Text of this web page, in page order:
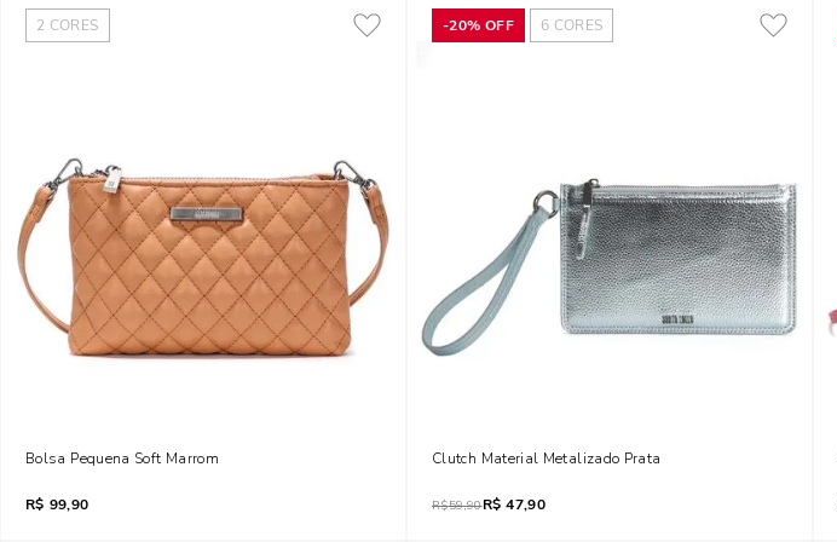
2 CORES
Bolsa Pequena Soft Marrom
R$ 99,90
-20% OFF 6 CORES
Clutch Material Metalizado Prata
R$59,90R$ 47,90